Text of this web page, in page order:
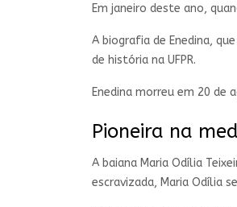
Em janeiro deste ano,
A biografia de Enedina,
de história na UFPR.
Enedina morreu em 20 de
Pioneira na
A baiana Maria Odília
escravizada, Maria Odília